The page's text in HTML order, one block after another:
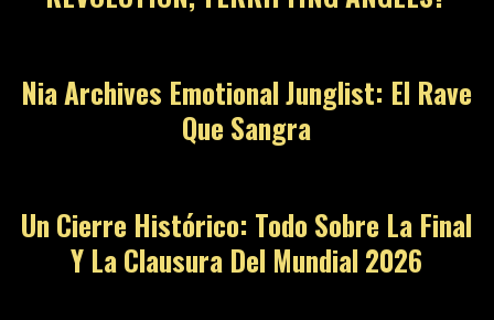
Nia Archives Emotional Junglist: El Rave
Que Sangra
Un Cierre Histórico: Todo Sobre La Final
Y La Clausura Del Mundial 2026